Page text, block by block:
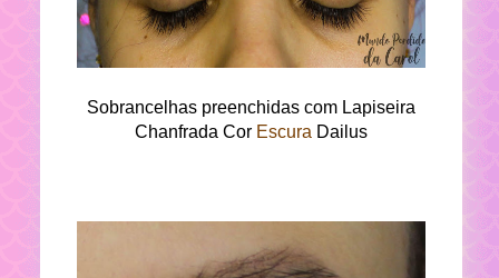
Sobrancelhas preenchidas com Lapiseira
Chanfrada Cor Escura Dailus